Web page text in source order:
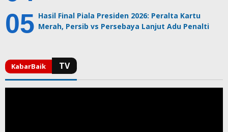
Hasil Final Piala Presiden 2026: Peralta Kartu
Merah, Persib vs Persebaya Lanjut Adu Penalti